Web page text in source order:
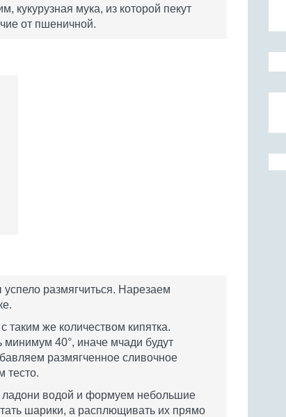
кукурузная мука, из которой пекут
от пшеничной.
размягчиться. Нарезаем
таким же количеством кипятка.
40°, иначе мчади будут
размягченное сливочное
тесто.
ладони водой и формуем небольшие
шарики, а расплющивать их прямо